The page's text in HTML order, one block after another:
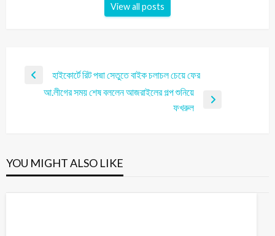
View all posts
হাইকোর্টে রিট পদ্মা সেতুতে বাইক চলাচল চেয়ে ফের
আ.লীগের সময় শেষ বললেন আজরাইলের গল্প শুনিয়ে
ফখরুল
YOU MIGHT ALSO LIKE